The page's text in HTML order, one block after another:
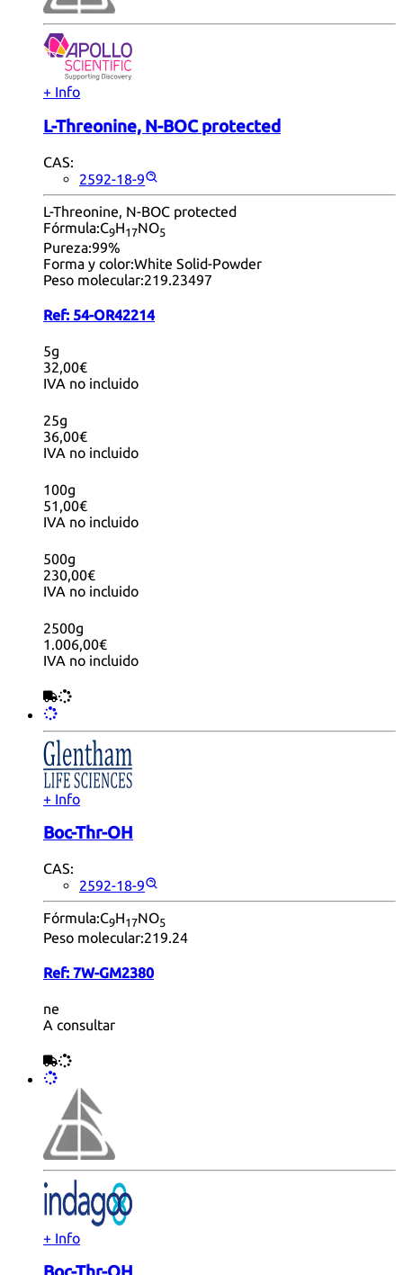
+ Info
L-Threonine, N-BOC protected
CAS:
2592-18-9
L-Threonine, N-BOC protected
Fórmula:C9H17NO5
Pureza:99%
Forma y color:White Solid-Powder
Peso molecular:219.23497
Ref: 54-OR42214
5g
32,00€
IVA no incluido
25g
36,00€
IVA no incluido
100g
51,00€
IVA no incluido
500g
230,00€
IVA no incluido
2500g
1.006,00€
IVA no incluido
+ Info
Boc-Thr-OH
CAS:
2592-18-9
Fórmula:C9H17NO5
Peso molecular:219.24
Ref: 7W-GM2380
ne
A consultar
+ Info